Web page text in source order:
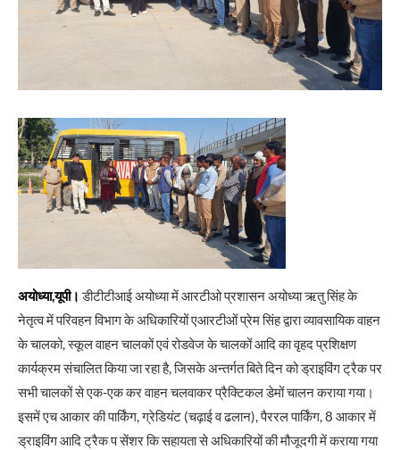
अयोध्या,यूपी। डीटीटीआई अयोध्या में आरटीओ प्रशासन अयोध्या ऋतु सिंह के
नेतृत्व में परिवहन विभाग के अधिकारियों एआरटीओं प्रेम सिंह द्वारा व्यावसायिक वाहन
के चालको, स्कूल वाहन चालकों एवं रोडवेज के चालकों आदि का वृहद प्रशिक्षण
कार्यक्रम संचालित किया जा रहा है, जिसके अन्तर्गत बिते दिन को ड्राइविंग ट्रैक पर
सभी चालकों से एक-एक कर वाहन चलवाकर प्रैक्टिकल डेमों चालन कराया गया।
इसमें एच आकार की पार्किंग, ग्रेडियंट (चढ़ाई व ढलान), पैररल पार्किंग, 8 आकार में
ड्राइविंग आदि ट्रैक प सेंशर कि सहायता से अधिकारियों की मौजूदगी में कराया गया